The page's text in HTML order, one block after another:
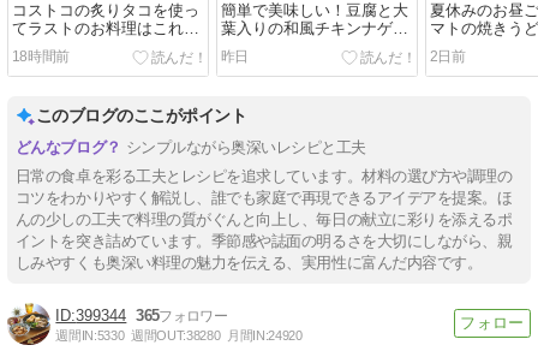
コストコの炙りタコを使っ
てラストのお料理はこれ！
と2日分晩ごはんは【和定
食】と【スパイスキーマカ
レー】
18時間前
簡単で美味しい！豆腐と大
葉入りの和風チキンナゲッ
トで晩ごはん
昨日
夏休みのお昼
マトの焼きう
ーホワイトの
きコストコ祭
2日前
このブログのここがポイント
シンプルながら奥深いレシピと工夫
日常の食卓を彩る工夫とレシピを追求しています。材料の選び方や調理の
コツをわかりやすく解説し、誰でも家庭で再現できるアイデアを提案。ほ
んの少しの工夫で料理の質がぐんと向上し、毎日の献立に彩りを添えるポ
イントを突き詰めています。季節感や誌面の明るさを大切にしながら、親
しみやすくも奥深い料理の魅力を伝える、実用性に富んだ内容です。
399344 365
週間IN:5330 週間OUT:38280 月間IN:24920